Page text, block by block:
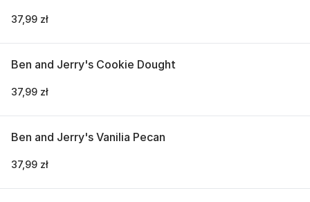
37,99 zł
Ben and Jerry's Cookie Dought
37,99 zł
Ben and Jerry's Vanilia Pecan
37,99 zł